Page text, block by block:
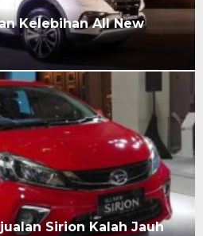
Kelebihan All New
Sirion Kalah Jauh